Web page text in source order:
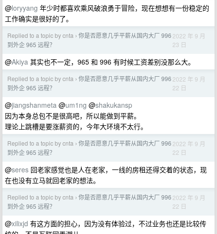
@loryyang 年少时都喜欢乘风破浪勇于冒险，现在想想有一份稳定的
工作确实是很好的了。
Replied to a topic by cnta › 你是否愿意几乎平薪从国内大厂 996
到外企 965 远程？
2022 年 9 月
23 日
@Akiya 其实也不一定，965 和 996 有时候工资差别没那么大。
Replied to a topic by cnta › 你是否愿意几乎平薪从国内大厂 996
到外企 965 远程？
2022 年 9 月
22 日
@jiangshanmeta @um1ng @shakukansp
因为本身总包不是很高吧，所以能做到平薪。
理论上跳槽是要涨薪资的，今年大环境不太行。
Replied to a topic by cnta › 你是否愿意几乎平薪从国内大厂 996
到外企 965 远程？
2022 年 9 月
22 日
@seres 回老家感觉也是人在老家，一线的房租还得交着的状态，现
在也没有立马就回老家的想法。
Replied to a topic by cnta › 你是否愿意几乎平薪从国内大厂 996
到外企 965 远程？
2022 年 9 月
22 日
@xilixjd 有这方面的担心，因为没有体验过，不过业务也还是比较传